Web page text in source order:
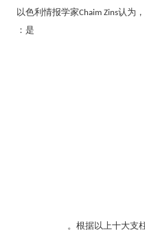
以色利情报学家Chaim Zins认为
是：
根据以上十大支